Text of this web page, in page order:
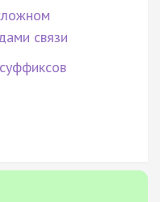
связи